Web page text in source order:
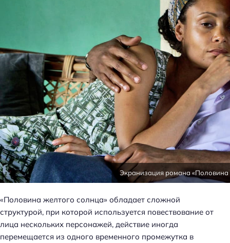
Экранизация романа «Половина
«Половина желтого солнца» обладает сложной
структурой, при которой используется повествование от
лица нескольких персонажей, действие иногда
перемещается из одного временного промежутка в